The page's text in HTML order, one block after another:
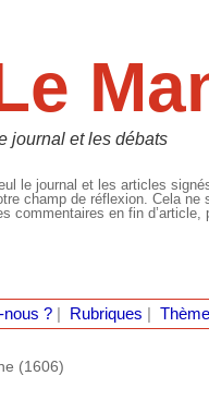
journal et les débats
le journal et les articles
champ de réflexion. Cela ne
commentaires en fin d’article,
?| Rubriques
(1606)